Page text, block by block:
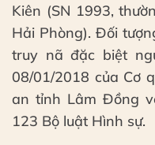
Kiên (SN 1993,
Hải Phòng). Đối
truy nã đặc biệt
08/01/2018 của Cơ
an tỉnh Lâm Đồng
123 Bộ luật Hình sự.